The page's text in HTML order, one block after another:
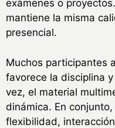
exámenes o
mantiene la misma
presencial.
Muchos participantes
favorece la disciplina
vez, el material
dinámica. En
flexibilidad,